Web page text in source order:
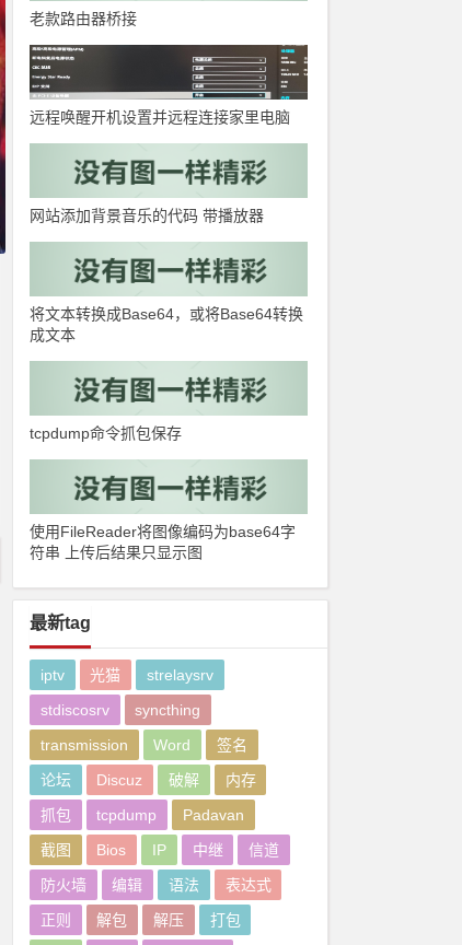
老款路由器桥接
远程唤醒开机设置并远程连接家里电脑
网站添加背景音乐的代码 带播放器
将文本转换成Base64，或将Base64转换
成文本
tcpdump命令抓包保存
使用FileReader将图像编码为base64字
符串 上传后结果只显示图
最新tag
iptv 光猫
strelaysrv
stdiscosrv
syncthing
transmission
Word
签名
论坛
Discuz 破解
内存
抓包
tcpdump
Padavan
截图
Bios IP 中继
信道
防火墙
编辑 语法
表达式
正则
解包 解压
打包